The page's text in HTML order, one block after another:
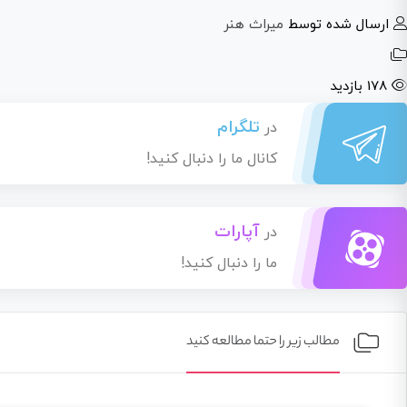
ارسال شده توسط میراث هنر
در تلگرام
کانال ما را دنبال کنید!
در آپارات
ما را دنبال کنید!
مطالب زیر را حتما مطالعه کنید